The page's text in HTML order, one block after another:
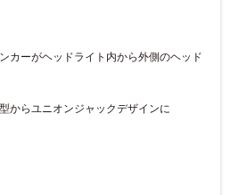
カーがヘッドライト内から外側のヘッド
からユニオンジャックデザインに